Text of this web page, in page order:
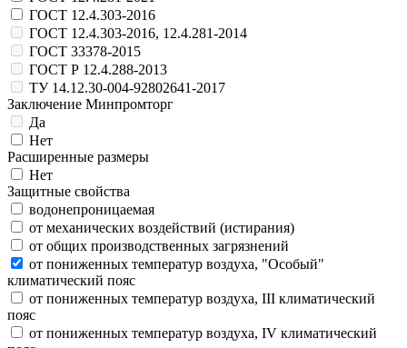
ГОСТ 12.4.303-2016
ГОСТ 12.4.303-2016, 12.4.281-2014
ГОСТ 33378-2015
ГОСТ Р 12.4.288-2013
ТУ 14.12.30-004-92802641-2017
Заключение Минпромторг
Да
Нет
Расширенные размеры
Нет
Защитные свойства
водонепроницаемая
от механических воздействий (истирания)
от общих производственных загрязнений
от пониженных температур воздуха, "Особый"
климатический пояс
от пониженных температур воздуха, III климатический
пояс
от пониженных температур воздуха, IV климатический